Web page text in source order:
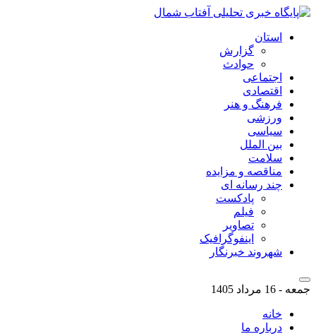
استان
گزارش
حوادث
اجتماعی
اقتصادی
فرهنگ و هنر
ورزشی
سیاسی
بین الملل
سلامت
مناقصه و مزایده
چند رسانه ای
پادکست
فیلم
تصاویر
اینفوگرافیک
شهروند خبرنگار
جمعه - 16 مرداد 1405
خانه
درباره ما